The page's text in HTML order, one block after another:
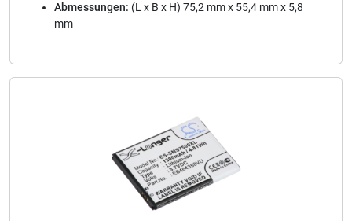
Abmessungen: (L x B x H) 75,2 mm x 55,4 mm x 5,8
mm